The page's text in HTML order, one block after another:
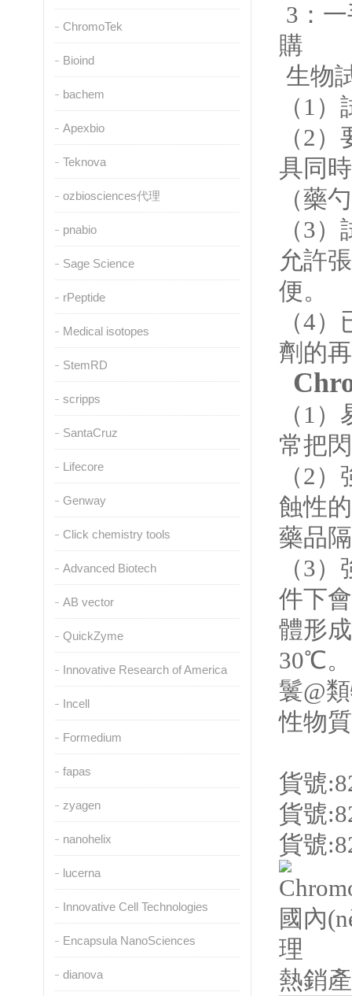
ChromoTek
Bioind
bachem
Apexbio
Teknova
ozbiosciences代理
pnabio
Sage Science
rPeptide
Medical isotopes
StemRD
scripps
SantaCruz
Lifecore
Genway
Click chemistry tools
Advanced Biotech
AB vector
QuickZyme
Innovative Research of America
Incell
Formedium
fapas
zyagen
nanohelix
lucerna
Innovative Cell Technologies
Encapsula NanoSciences
dianova
3：一
購
生物
（1
（2
具同
（藥
（3
允許
便。
（4
劑的再
（1
常把
（2
蝕性的
藥品
（3
件下會
體形
30℃
鬟@
性物
貨號
貨號
貨號
熱銷